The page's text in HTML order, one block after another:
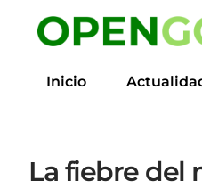
Inicio
La fiebre del